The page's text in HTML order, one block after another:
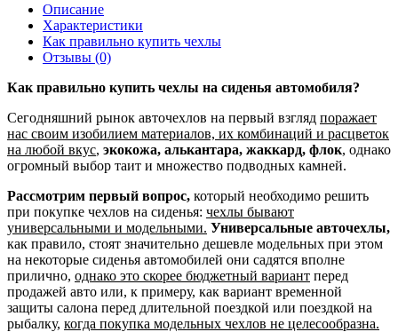
Описание
Характеристики
Как правильно купить чехлы
Отзывы (0)
Как правильно купить чехлы на сиденья автомобиля?
Сегодняшний рынок авточехлов на первый взгляд поражает
нас своим изобилием материалов, их комбинаций и расцветок
на любой вкус, экокожа, алькантара, жаккард, флок, однако
огромный выбор таит и множество подводных камней.
Рассмотрим первый вопрос, который необходимо решить
при покупке чехлов на сиденья: чехлы бывают
универсальными и модельными. Универсальные авточехлы,
как правило, стоят значительно дешевле модельных при этом
на некоторые сиденья автомобилей они садятся вполне
прилично, однако это скорее бюджетный вариант перед
продажей авто или, к примеру, как вариант временной
защиты салона перед длительной поездкой или поездкой на
рыбалку, когда покупка модельных чехлов не целесообразна.